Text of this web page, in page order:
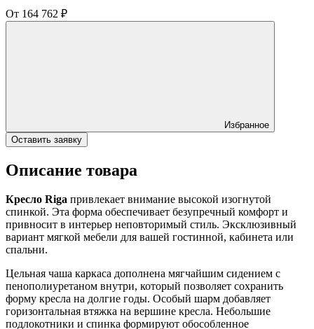
От 164 762 ₽
Избранное
Оставить заявку
Описание товара
Кресло Riga привлекает внимание высокой изогнутой
спинкой. Эта форма обеспечивает безупречный комфорт и
привносит в интерьер неповторимый стиль. Эксклюзивный
вариант мягкой мебели для вашей гостинной, кабинета или
спальни.
Цельная чаша каркаса дополнена мягчайшим сидением с
пенополиуретаном внутри, который позволяет сохранить
форму кресла на долгие годы. Особый шарм добавляет
горизонтальная втяжка на вершине кресла. Небольшие
подлокотники и спинка формируют обособленное